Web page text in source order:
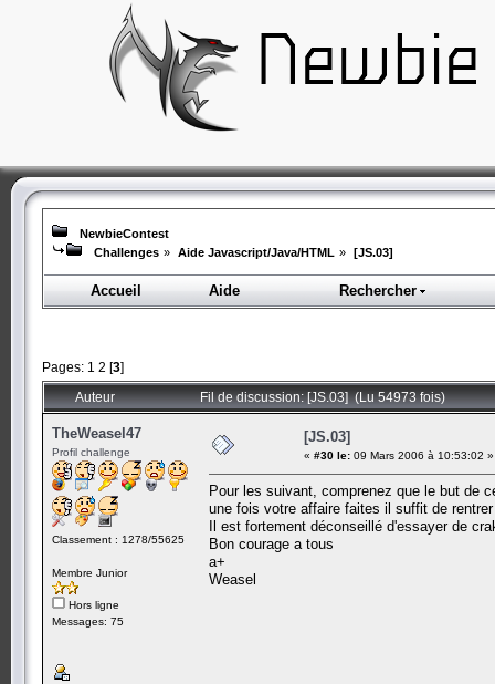
NewbieContest
Challenges » Aide Javascript/Java/HTML » [JS.03]
Accueil Aide Rechercher
Pages: 1 2 [3]
Auteur Fil de discussion: [JS.03] (Lu 54973 fois)
TheWeasel47
Profil challenge
Classement : 1278/55625
Membre Junior
Hors ligne
Messages: 75
[JS.03]
« #30 le: 09 Mars 2006 à 10:53:02 »
Pour les suivant, comprenez que le but de
une fois votre affaire faites il suffit de
Il est fortement déconseillé d'essayer de
Bon courage a tous
a+
Weasel